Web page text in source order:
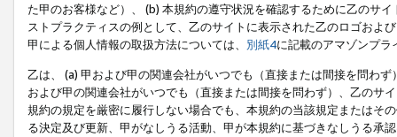
た甲のお客様など）、 (b) 本規約の遵守状況を確認するために乙のサ
ストプラクティスの例として、乙のサイトに表示された乙のロゴおよ
甲による個人情報の取扱方法については、 別紙4に記載のアマゾンプ
乙は、 (a) 甲および甲の関連会社がいつでも（直接または間接を問わ
および甲の関連会社がいつでも（直接または間接を問わず）、乙のサ
規約の規定を厳密に履行しない場合でも、本規約の当該規定またはそ
る決定及び更新、甲がなしうる活動、甲が本規約に基づきなしうる承